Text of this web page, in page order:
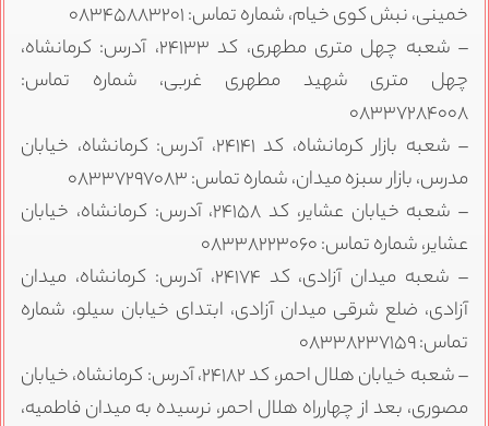
خمینی، نبش کوی خیام، شماره تماس: ۰۸۳۴۵۸۸۳۲۰۱
– شعبه چهل متری مطهری، کد ۲۴۱۳۳، آدرس: کرمانشاه،
چهل متری شهید مطهری غربی، شماره تماس:
۰۸۳۳۷۲۸۴۰۰۸
– شعبه بازار کرمانشاه، کد ۲۴۱۴۱، آدرس: کرمانشاه، خیابان
مدرس، بازار سبزه میدان، شماره تماس: ۰۸۳۳۷۲۹۷۰۸۳
– شعبه خیابان عشایر، کد ۲۴۱۵۸، آدرس: کرمانشاه، خیابان
عشایر، شماره تماس: ۰۸۳۳۸۲۲۳۰۶۰
– شعبه میدان آزادی، کد ۲۴۱۷۴، آدرس: کرمانشاه، میدان
آزادی، ضلع شرقی میدان آزادی، ابتدای خیابان سیلو، شماره
تماس: ۰۸۳۳۸۲۳۷۱۵۹
– شعبه خیابان هلال احمر، کد ۲۴۱۸۲، آدرس: کرمانشاه، خیابان
مصوری، بعد از چهارراه هلال احمر، نرسیده به میدان فاطمیه،